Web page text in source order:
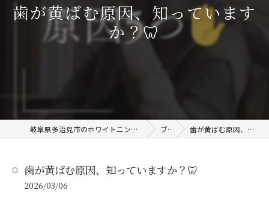
歯が黄ばむ原因、知っています
か？🦷
岐阜県多治見市のホワイトニングならWHITENING SHOP 土岐店 ブログ 歯が黄ばむ原因、知っていますか？🦷
歯が黄ばむ原因、知っていますか？🦷
2026/03/06